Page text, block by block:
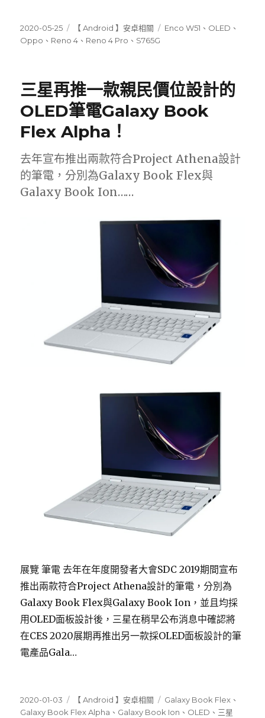
發
佈
2020-05-25
分
類
【 Android 】安卓相關
標
Enco W51 、 OLED 、
Oppo 、 Reno 4 、 Reno 4 Pro 、 S765G
三星再推一款親民價位設計的
OLED筆電Galaxy Book
Flex Alpha！
去年宣布推出兩款符合Project Athena設計
的筆電，分別為Galaxy Book Flex與
Galaxy Book Ion……
展覽 筆電 去年在年度開發者大會SDC 2019期間宣布
推出兩款符合Project Athena設計的筆電，分別為
Galaxy Book Flex與Galaxy Book Ion，並且均採
用OLED面板設計後，三星在稍早公布消息中確認將
在CES 2020展期再推出另一款採OLED面板設計的筆
電產品Gala…
發
佈
2020-01-03
分
類
【 Android 】安卓相關
標
籤
Galaxy Book Flex 、
Galaxy Book Flex Alpha 、 Galaxy Book Ion 、 OLED 、 三星